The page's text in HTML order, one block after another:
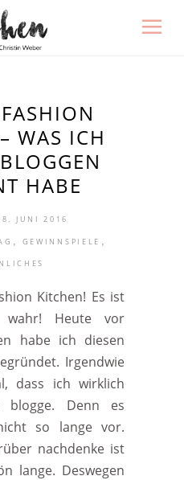
WAS ICH
HABE
JUNI 2016
, GEWINNSPIELE ,
Kitchen! Es ist
wahr! Heute vor
habe ich diesen
Irgendwie
dass ich wirklich
blogge. Denn es
so lange vor.
nachdenke ist
lange. Deswegen